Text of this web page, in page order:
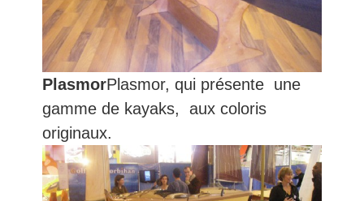
PlasmorPlasmor, qui présente une
gamme de kayaks, aux coloris
originaux.